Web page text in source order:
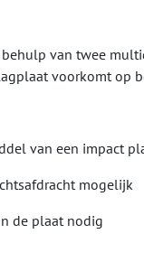
van twee
voorkomt
van een impact
mogelijk
de plaat nodig